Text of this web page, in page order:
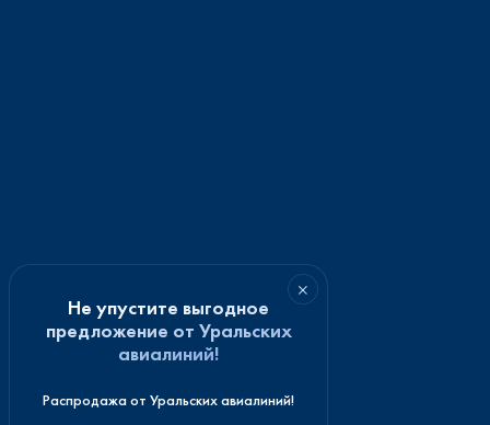
×
Не упустите выгодное
предложение от Уральских
авиалиний!
Распродажа от Уральских авиалиний!